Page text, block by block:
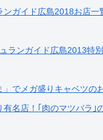
ンガイド広島2018お店
ュランガイド広島2013特
」でメガ盛りキャベツの
有名店！｢肉のマツバラ｣